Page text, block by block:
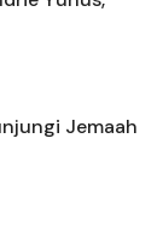
Jemaah